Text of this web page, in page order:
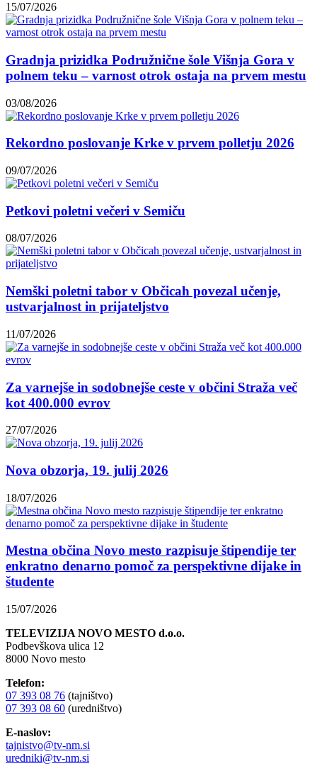
15/07/2026
Gradnja prizidka Podružnične šole Višnja Gora v
polnem teku – varnost otrok ostaja na prvem mestu
03/08/2026
Rekordno poslovanje Krke v prvem polletju 2026
09/07/2026
Petkovi poletni večeri v Semiču
08/07/2026
Nemški poletni tabor v Občicah povezal učenje,
ustvarjalnost in prijateljstvo
11/07/2026
Za varnejše in sodobnejše ceste v občini Straža več
kot 400.000 evrov
27/07/2026
Nova obzorja, 19. julij 2026
18/07/2026
Mestna občina Novo mesto razpisuje štipendije ter
enkratno denarno pomoč za perspektivne dijake in
študente
15/07/2026
TELEVIZIJA NOVO MESTO d.o.o.
Podbevškova ulica 12
8000 Novo mesto
Telefon:
07 393 08 76 (tajništvo)
07 393 08 60 (uredništvo)
E-naslov:
tajnistvo@tv-nm.si
uredniki@tv-nm.si